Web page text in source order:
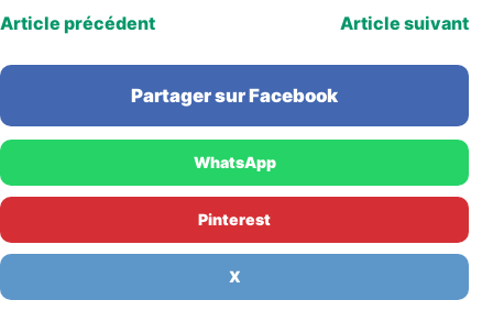
Article précédent Article suivant
Partager sur Facebook
WhatsApp
Pinterest
X